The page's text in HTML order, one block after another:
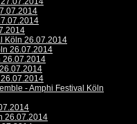
Köln 26.07.2014
26.07.2014
26.07.2014
- Amphi Festival Köln
26.07.2014